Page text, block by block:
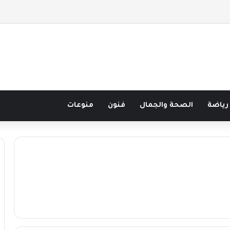
رياضة الصحة والجمال فنون منوعات